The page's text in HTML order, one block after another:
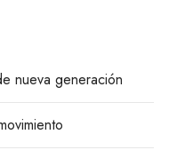
nueva generación